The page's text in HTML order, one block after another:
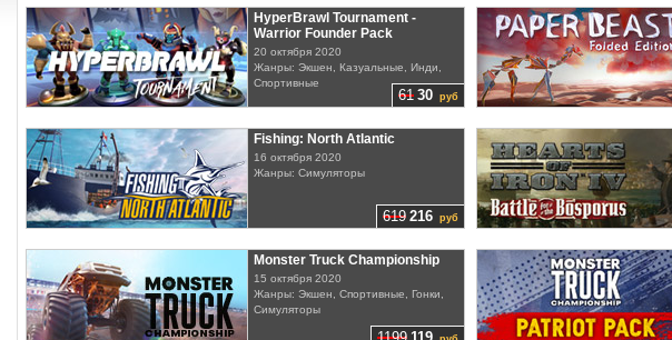
61 30 руб
HyperBrawl Tournament -
Warrior Founder Pack
20 октября 2020
Жанры: Экшен, Казуальные, Инди,
Спортивные
619 216 руб
Fishing: North Atlantic
16 октября 2020
Жанры: Симуляторы
Monster Truck Championship
15 октября 2020
Жанры: Экшен, Спортивные, Гонки,
Симуляторы